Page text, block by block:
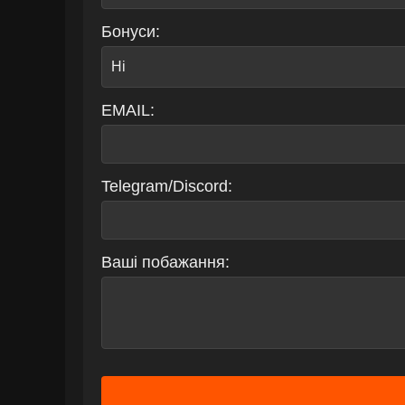
Бонуси:
EMAIL:
Telegram/Discord:
Ваші побажання: